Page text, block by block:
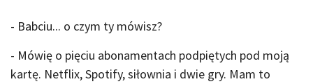
- Babciu... o czym ty mówisz?
- Mówię o pięciu abonamentach podpiętych pod moją
kartę. Netflix, Spotify, siłownia i dwie gry. Mam to